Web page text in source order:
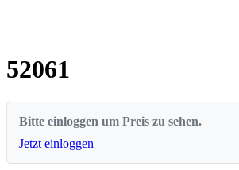
52061
Bitte einloggen um Preis zu sehen.
Jetzt einloggen